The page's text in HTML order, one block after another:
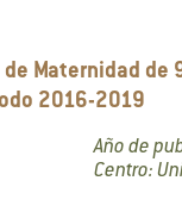
Maternidad de
2016-2019
Año de
Centro: